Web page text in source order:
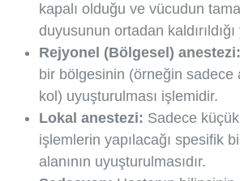
kapalı olduğu ve vücudun
duyusunun ortadan
Rejyonel (Bölgesel) anestezi:
bir bölgesinin (örneğin sadece
kol) uyuşturulması işlemidir.
Lokal anestezi: Sadece
işlemlerin yapılacağı spesifik
alanının uyuşturulmasıdır.